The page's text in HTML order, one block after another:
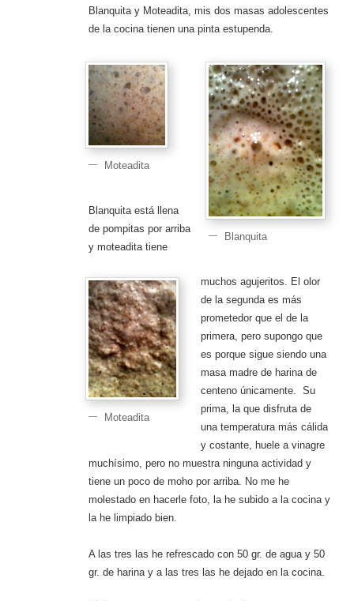
Blanquita y Moteadita, mis dos masas adolescentes
de la cocina tienen una pinta estupenda.
Blanquita
Moteadita
Moteadita
Blanquita está llena
de pompitas por arriba
y moteadita tiene
muchos agujeritos. El olor
de la segunda es más
prometedor que el de la
primera, pero supongo que
es porque sigue siendo una
masa madre de harina de
centeno únicamente. Su
prima, la que disfruta de
una temperatura más cálida
y costante, huele a vinagre
muchísimo, pero no muestra ninguna actividad y
tiene un poco de moho por arriba. No me he
molestado en hacerle foto, la he subido a la cocina y
la he limpiado bien.
A las tres las he refrescado con 50 gr. de agua y 50
gr. de harina y a las tres las he dejado en la cocina.